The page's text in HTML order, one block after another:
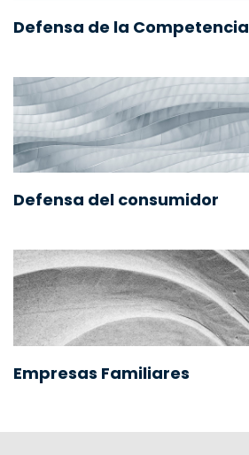
Defensa de la Competencia
Defensa del consumidor
Empresas Familiares